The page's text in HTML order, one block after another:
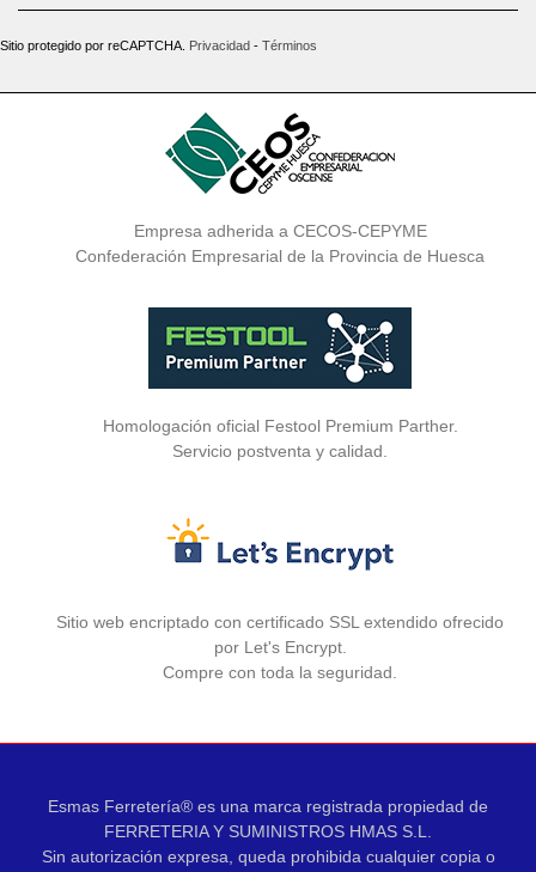
Sitio protegido por reCAPTCHA. Privacidad - Términos
Empresa adherida a CECOS-CEPYME
Confederación Empresarial de la Provincia de Huesca
Homologación oficial Festool Premium Parther.
Servicio postventa y calidad.
Sitio web encriptado con certificado SSL extendido ofrecido
por Let's Encrypt.
Compre con toda la seguridad.
Esmas Ferretería® es una marca registrada propiedad de
FERRETERIA Y SUMINISTROS HMAS S.L.
Sin autorización expresa, queda prohibida cualquier copia o